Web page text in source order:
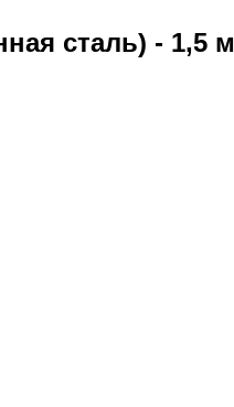
сталь) - 1,5 м